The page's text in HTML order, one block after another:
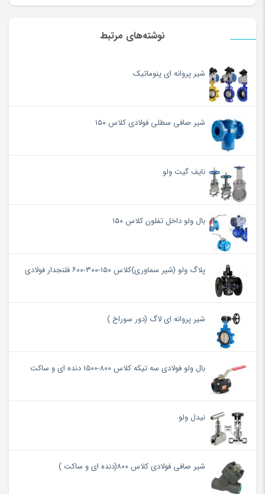
نوشته‌های مرتبط
شیر پروانه ای پنوماتیک
شیر صافی سطلی فولادی کلاس ۱۵۰
نایف گیت ولو
بال ولو داخل تفلون کلاس ۱۵۰
پلاگ ولو (شیر سماوری)کلاس ۱۵۰-۳۰۰-۶۰۰ فلنجدار فولادی
شیر پروانه ای لاگ (دور سوراخ )
بال ولو فولادی سه تیکه کلاس ۸۰۰-۱۵۰۰ دنده ای و ساکت
نیدل ولو
شیر صافی فولادی کلاس ۸۰۰(دنده ای و ساکت )